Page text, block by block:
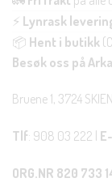
⚡ Lynrask
📦 Hent i butikk
Besøk oss på
Bruene 1, 3724 SKIEN
Tlf: 908 03 222 |
ORG.NR 820 733